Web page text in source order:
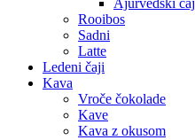
Ajurvedski čaj
Rooibos
Sadni
Latte
Ledeni čaji
Kava
Vroče čokolade
Kave
Kava z okusom